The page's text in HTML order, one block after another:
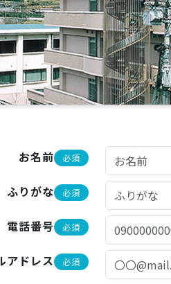
お名前 必須
ふりがな 必須
電話番号 必須
アドレス 必須